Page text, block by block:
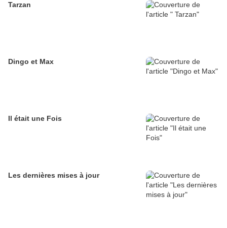
Tarzan
Dingo et Max
Il était une Fois
Les dernières mises à jour